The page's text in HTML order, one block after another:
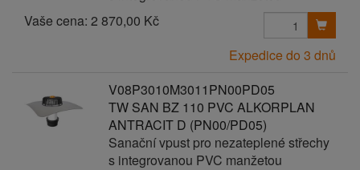
Vaše cena: 2 870,00 Kč
Expedice do 3 dnů
V08P3010M3011PN00PD05
TW SAN BZ 110 PVC ALKORPLAN
ANTRACIT D (PN00/PD05)
Sanační vpust pro nezateplené střechy
s integrovanou PVC manžetou